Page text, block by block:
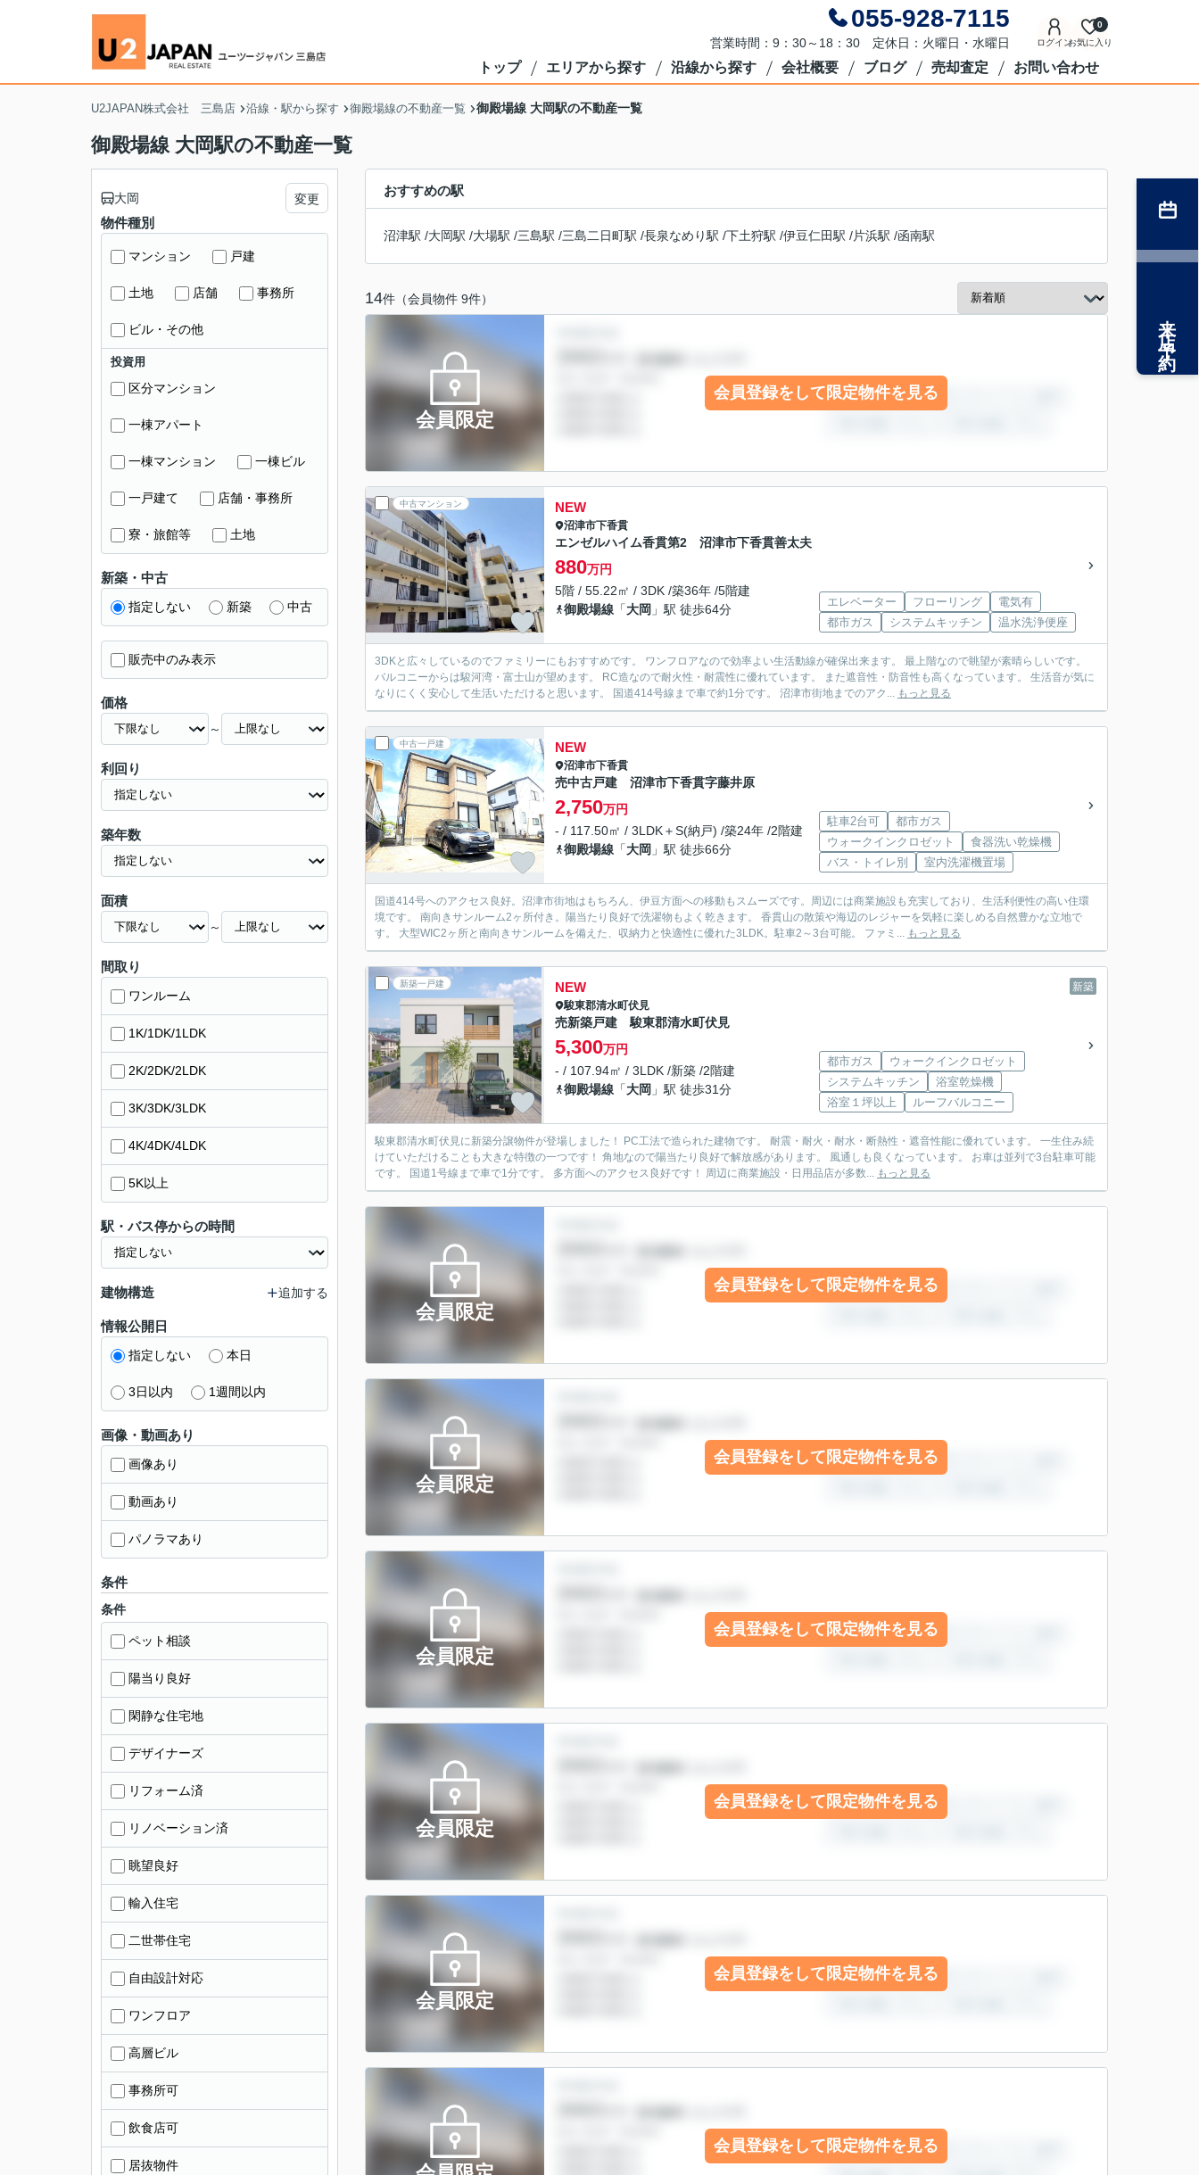
055-928-7115
営業時間：9：30～18：30 定休日：火曜日・水曜日 ログインお気に入り
0
トップ エリアから探す 沿線から探す 会社概要 ブログ 売却査定 お問い合わせ
U2JAPAN株式会社 三島店 沿線・駅から探す 御殿場線の不動産一覧 御殿場線 大岡駅の不動産一覧
御殿場線 大岡駅の不動産一覧
おすすめの駅
沼津駅 /大岡駅 /大場駅 /三島駅 /三島二日町駅 /長泉なめり駅 /下土狩駅 /伊豆仁田駅 /片浜駅 /函南駅
14件（会員物件 9件）
会員限定
会員登録をして限定物件を見る
中古マンション NEW
沼津市下香貫
エンゼルハイム香貫第2 沼津市下香貫善太夫
880万円
5階 / 55.22㎡ / 3DK /築36年 /5階建
御殿場線 「大岡 」駅 徒歩64分
エレベーター フローリング
電気有
都市ガス
システムキッチン 温水洗浄便座
3DKと広々しているのでファミリーにもおすすめです。 ワンフロアなので効率よい生活動線が確保出来ます。 最上階なので眺望が素晴らしいです。
バルコニーからは駿河湾・富士山が望めます。 RC造なので耐火性・耐震性に優れています。 また遮音性・防音性も高くなっています。 生活音が気に
なりにくく安心して生活いただけると思います。 国道414号線まで車で約1分です。 沼津市街地までのアク... もっと見る
中古一戸建 NEW
沼津市下香貫
売中古戸建 沼津市下香貫字藤井原
2,750万円
- / 117.50㎡ / 3LDK＋S(納戸) /築24年 /2階建
御殿場線 「大岡 」駅 徒歩66分
駐車2台可
都市ガス
ウォークインクロゼット
食器洗い乾燥機
バス・トイレ別
室内洗濯機置場
国道414号へのアクセス良好。沼津市街地はもちろん、伊豆方面への移動もスムーズです。周辺には商業施設も充実しており、生活利便性の高い住環
境です。 南向きサンルーム2ヶ所付き。陽当たり良好で洗濯物もよく乾きます。 香貫山の散策や海辺のレジャーを気軽に楽しめる自然豊かな立地で
す。 大型WIC2ヶ所と南向きサンルームを備えた、収納力と快適性に優れた3LDK。駐車2～3台可能。 ファミ... もっと見る
新築一戸建 新築
NEW
駿東郡清水町伏見
売新築戸建 駿東郡清水町伏見
5,300万円
- / 107.94㎡ / 3LDK /新築 /2階建
御殿場線 「大岡 」駅 徒歩31分
都市ガス
ウォークインクロゼット
システムキッチン
浴室乾燥機
浴室１坪以上
ルーフバルコニー
駿東郡清水町伏見に新築分譲物件が登場しました！ PC工法で造られた建物です。 耐震・耐火・耐水・断熱性・遮音性能に優れています。 一生住み続
けていただけることも大きな特徴の一つです！ 角地なので陽当たり良好で解放感があります。 風通しも良くなっています。 お車は並列で3台駐車可能
です。 国道1号線まで車で1分です。 多方面へのアクセス良好です！ 周辺に商業施設・日用品店が多数... もっと見る
会員限定
会員登録をして限定物件を見る
会員限定
会員登録をして限定物件を見る
会員限定
会員登録をして限定物件を見る
会員限定
会員登録をして限定物件を見る
会員限定
会員登録をして限定物件を見る
会員登録をして限定物件を見る
大岡 変更
物件種別
マンション 戸建
土地 店舗 事務所
ビル・その他
投資用
区分マンション
一棟アパート
一棟マンション 一棟ビル
一戸建て 店舗・事務所
寮・旅館等 土地
新築・中古
指定しない 新築 中古
販売中のみ表示
価格
～
利回り
築年数
面積
～
間取り
ワンルーム
1K/1DK/1LDK
2K/2DK/2LDK
3K/3DK/3LDK
4K/4DK/4LDK
5K以上
駅・バス停からの時間
建物構造 追加する
情報公開日
指定しない 本日
3日以内 1週間以内
画像・動画あり
画像あり
動画あり
パノラマあり
条件
条件
ペット相談
陽当り良好
閑静な住宅地
デザイナーズ
リフォーム済
リノベーション済
眺望良好
輸入住宅
二世帯住宅
自由設計対応
ワンフロア
高層ビル
事務所可
飲食店可
居抜物件
来店予約